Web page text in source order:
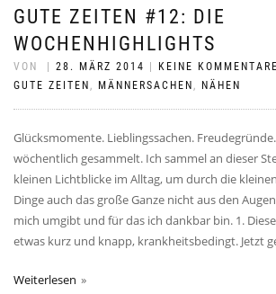
GUTE ZEITEN #12: DIE
WOCHENHIGHLIGHTS
VON 28. MÄRZ 2014 KEINE KOMMENTARE
GUTE ZEITEN , MÄNNERSACHEN , NÄHEN
Glücksmomente. Lieblingssachen.
wöchentlich gesammelt. Ich sammel an dieser
kleinen Lichtblicke im Alltag, um durch die
Dinge auch das große Ganze nicht aus den
mich umgibt und für das ich dankbar bin. 1.
etwas kurz und knapp, krankheitsbedingt. Jetzt
Weiterlesen